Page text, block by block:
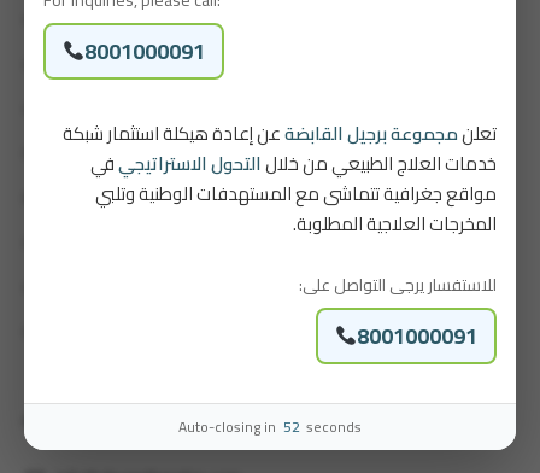
Our Story
Careers
Patient Portal
8001000091
تعلنمجموعة برجيل القابضةعن إعادة هيكلة استثمار شبكة
خدمات العلاج الطبيعي من خلالالتحول الاستراتيجيفي
مواقع جغرافية تتماشى مع المستهدفات الوطنية وتلبي
المخرجات العلاجية المطلوبة.
للاستفسار يرجى التواصل على:
8001000091
Auto-closing in 52 seconds